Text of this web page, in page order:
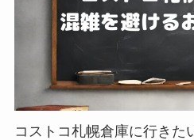
コストコ札幌倉庫に行きた